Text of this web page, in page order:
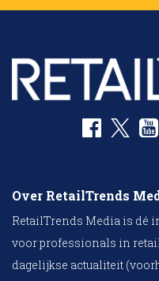
Over RetailTrends
RetailTrends Media is dé
voor professionals in
dagelijkse actualiteit